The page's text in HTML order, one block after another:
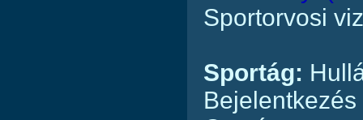
Sportorvosi
Sportág: